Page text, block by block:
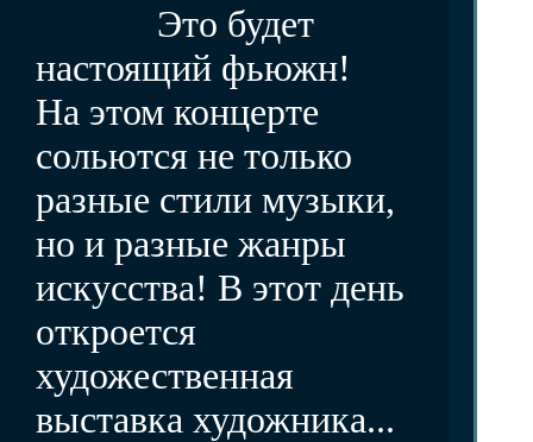
Это будет
настоящий фьюжн!
На этом концерте
сольются не только
разные стили музыки,
но и разные жанры
искусства! В этот день
откроется
художественная
выставка художника...